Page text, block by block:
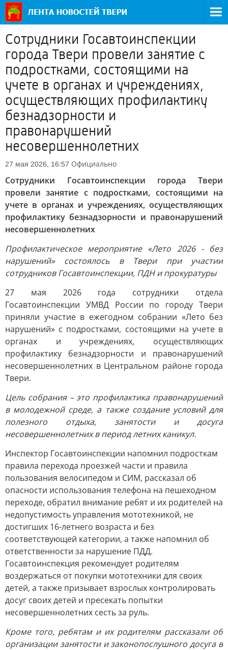
Сотрудники Госавтоинспекции
города Твери провели занятие с
подростками, состоящими на
учете в органах и учреждениях,
осуществляющих профилактику
безнадзорности и
правонарушений
несовершеннолетних
27 мая 2026, 16:57 Официально
Сотрудники Госавтоинспекции города Твери
провели занятие с подростками, состоящими на
учете в органах и учреждениях, осуществляющих
профилактику безнадзорности и правонарушений
несовершеннолетних
Профилактическое мероприятие «Лето 2026 - без
нарушений» состоялось в Твери при участии
сотрудников Госавтоинспекции, ПДН и прокуратуры
27 мая 2026 года сотрудники отдела
Госавтоинспекции УМВД России по городу Твери
приняли участие в ежегодном собрании «Лето без
нарушений» с подростками, состоящими на учете в
органах и учреждениях, осуществляющих
профилактику безнадзорности и правонарушений
несовершеннолетних в Центральном районе города
Твери.
Цель собрания – это профилактика правонарушений
в молодежной среде, а также создание условий для
полезного отдыха, занятости и досуга
несовершеннолетних в период летних каникул.
Инспектор Госавтоинспекции напомнил подросткам
правила перехода проезжей части и правила
пользования велосипедом и СИМ, рассказал об
опасности использования телефона на пешеходном
переходе, обратил внимание ребят и их родителей на
недопустимость управления мототехникой, не
достигших 16-летнего возраста и без
соответствующей категории, а также напомнил об
ответственности за нарушение ПДД.
Госавтоинспекция рекомендует родителям
воздержаться от покупки мототехники для своих
детей, а также призывает взрослых контролировать
досуг своих детей и пресекать попытки
несовершеннолетних сесть за руль.
Кроме того, ребятам и их родителям рассказали об
организации занятости и законопослушного досуга в